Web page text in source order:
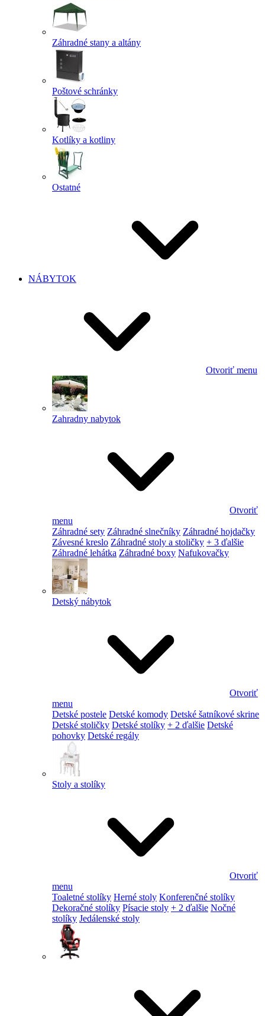
Záhradné stany a altány
Poštové schránky
Kotlíky a kotliny
Ostatné
NÁBYTOK
Otvoriť menu
Zahradny nabytok
Otvoriť
menu
Záhradné sety Záhradné slnečníky Záhradné hojdačky
Závesné kreslo Záhradné stoly a stoličky + 3 ďalšie
Záhradné lehátka Záhradné boxy Nafukovačky
Detský nábytok
Otvoriť
menu
Detské postele Detské komody Detské šatníkové skrine
Detské stoličky Detské stolíky + 2 ďalšie Detské
pohovky Detské regály
Stoly a stolíky
Otvoriť
menu
Toaletné stolíky Herné stoly Konferenčné stolíky
Dekoračné stolíky Písacie stoly + 2 ďalšie Nočné
stolíky Jedálenské stoly